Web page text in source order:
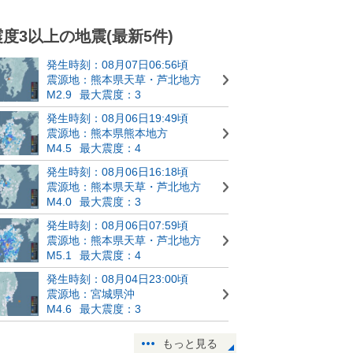
度3以上の地震(最新5件)
発生時刻：08月07日06:56頃
震源地：熊本県天草・芦北地方
M2.9
最大震度：3
発生時刻：08月06日19:49頃
震源地：熊本県熊本地方
M4.5
最大震度：4
発生時刻：08月06日16:18頃
震源地：熊本県天草・芦北地方
M4.0
最大震度：3
発生時刻：08月06日07:59頃
震源地：熊本県天草・芦北地方
M5.1
最大震度：4
発生時刻：08月04日23:00頃
震源地：宮城県沖
M4.6
最大震度：3
もっと見る